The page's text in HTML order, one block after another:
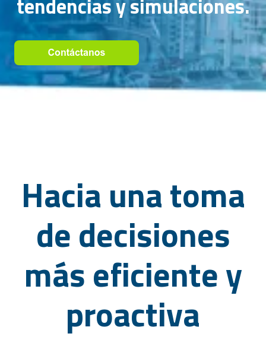
Hacia una toma
de decisiones
más eficiente y
proactiva